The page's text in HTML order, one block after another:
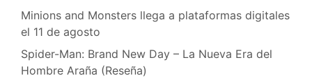
Minions and Monsters llega a plataformas digitales
el 11 de agosto
Spider-Man: Brand New Day – La Nueva Era del
Hombre Araña (Reseña)